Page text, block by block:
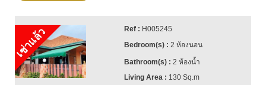
เช่าแล้ว
H005245
2 ห้องนอน
2 ห้องน้ำ
130 Sq.m